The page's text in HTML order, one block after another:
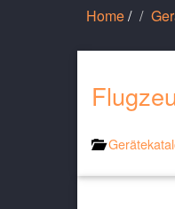
Home/